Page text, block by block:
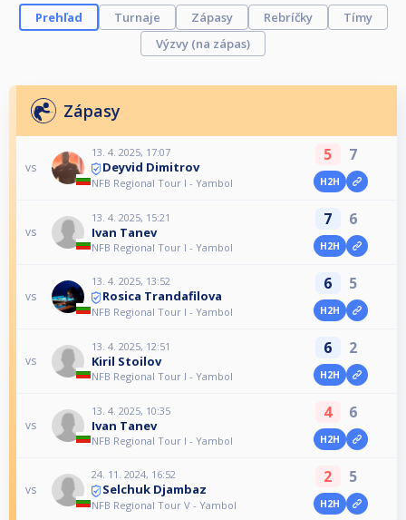
Prehľad Turnaje Zápasy Rebríčky
Tímy
Výzvy (na zápas)
Zápasy
vs
13. 4. 2025, 17:07
Deyvid Dimitrov
NFB Regional Tour I - Yambol
5 7
H2H
vs
13. 4. 2025, 15:21
Ivan Tanev
NFB Regional Tour I - Yambol
7 6
H2H
vs
13. 4. 2025, 13:52
Rosica Trandafilova
NFB Regional Tour I - Yambol
6 5
H2H
vs
13. 4. 2025, 12:51
Kiril Stoilov
NFB Regional Tour I - Yambol
6 2
H2H
vs
13. 4. 2025, 10:35
Ivan Tanev
NFB Regional Tour I - Yambol
4 6
H2H
vs
24. 11. 2024, 16:52
Selchuk Djambaz
NFB Regional Tour V - Yambol
2 5
H2H